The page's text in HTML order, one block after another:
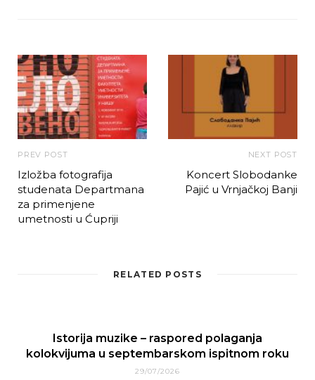
PREV POST
Izložba fotografija
studenata Departmana
za primenjene
umetnosti u Ćupriji
NEXT POST
Koncert Slobodanke
Pajić u Vrnjačkoj Banji
RELATED POSTS
Istorija muzike – raspored polaganja
kolokvijuma u septembarskom ispitnom roku
29/07/2026